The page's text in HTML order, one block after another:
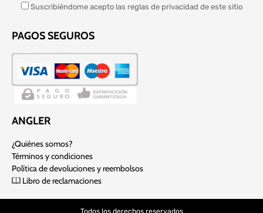
Suscribiéndome acepto las reglas de privacidad de este sitio
PAGOS SEGUROS
ANGLER
¿Quiénes somos?
Términos y condiciones
Política de devoluciones y reembolsos
Libro de reclamaciones